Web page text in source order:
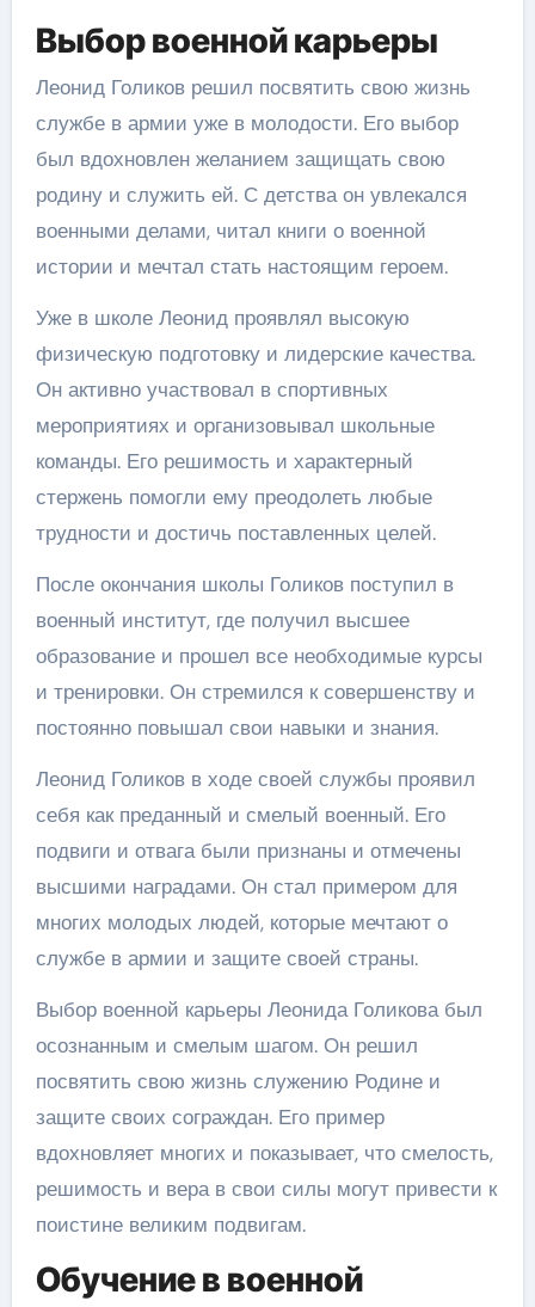
Выбор военной карьеры
Леонид Голиков решил посвятить свою жизнь
службе в армии уже в молодости. Его выбор
был вдохновлен желанием защищать свою
родину и служить ей. С детства он увлекался
военными делами, читал книги о военной
истории и мечтал стать настоящим героем.
Уже в школе Леонид проявлял высокую
физическую подготовку и лидерские качества.
Он активно участвовал в спортивных
мероприятиях и организовывал школьные
команды. Его решимость и характерный
стержень помогли ему преодолеть любые
трудности и достичь поставленных целей.
После окончания школы Голиков поступил в
военный институт, где получил высшее
образование и прошел все необходимые курсы
и тренировки. Он стремился к совершенству и
постоянно повышал свои навыки и знания.
Леонид Голиков в ходе своей службы проявил
себя как преданный и смелый военный. Его
подвиги и отвага были признаны и отмечены
высшими наградами. Он стал примером для
многих молодых людей, которые мечтают о
службе в армии и защите своей страны.
Выбор военной карьеры Леонида Голикова был
осознанным и смелым шагом. Он решил
посвятить свою жизнь служению Родине и
защите своих сограждан. Его пример
вдохновляет многих и показывает, что смелость,
решимость и вера в свои силы могут привести к
поистине великим подвигам.
Обучение в военной